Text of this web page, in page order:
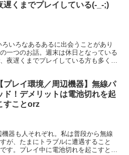
遅くまでプレイしている(-_-;)
いろなあるあるに出会うことがあり
一つのお話。週末は休日となっている
夜遅くまでプレイしている方も多くな
【プレイ環境／周辺機器】無線パ
ド！デメリットは電池切れを起
すことorz
器も人それぞれ。私は普段から無線
が、たまにトラブルに遭遇すること
す。プレイ中に電池切れを起こすと、